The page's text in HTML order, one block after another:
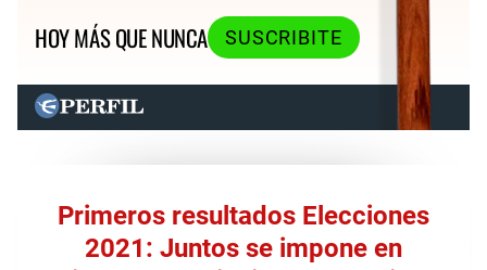
HOY MÁS QUE NUNCA
SUSCRIBITE
Primeros resultados Elecciones
2021: Juntos se impone en